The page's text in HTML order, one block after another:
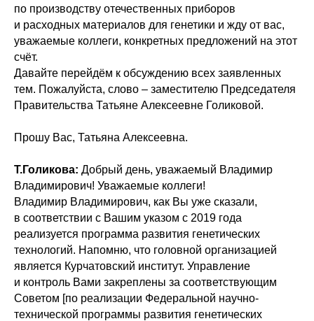
по производству отечественных приборов
и расходных материалов для генетики и жду от вас,
уважаемые коллеги, конкретных предложений на этот
счёт.
Давайте перейдём к обсуждению всех заявленных
тем. Пожалуйста, слово – заместителю Председателя
Правительства Татьяне Алексеевне Голиковой.
Прошу Вас, Татьяна Алексеевна.
Т.Голикова: Добрый день, уважаемый Владимир
Владимирович! Уважаемые коллеги!
Владимир Владимирович, как Вы уже сказали,
в соответствии с Вашим указом с 2019 года
реализуется программа развития генетических
технологий. Напомню, что головной организацией
является Курчатовский институт. Управление
и контроль Вами закреплены за соответствующим
Советом [по реализации Федеральной научно-
технической программы развития генетических